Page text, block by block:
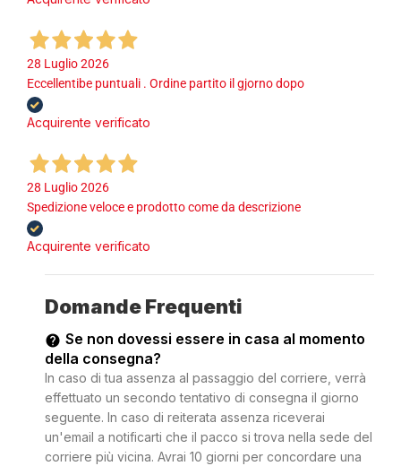
28 Luglio 2026
Eccellentibe puntuali . Ordine partito il gjorno dopo
Acquirente verificato
28 Luglio 2026
Spedizione veloce e prodotto come da descrizione
Acquirente verificato
Domande Frequenti
Se non dovessi essere in casa al momento
della consegna?
In caso di tua assenza al passaggio del corriere, verrà
effettuato un secondo tentativo di consegna il giorno
seguente. In caso di reiterata assenza riceverai
un'email a notificarti che il pacco si trova nella sede del
corriere più vicina. Avrai 10 giorni per concordare una